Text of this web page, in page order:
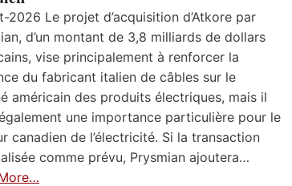
2026 Le projet d’acquisition d’Atkore par
d’un montant de 3,8 milliards de dollars
vise principalement à renforcer la
du fabricant italien de câbles sur le
américain des produits électriques, mais il
une importance particulière pour le
canadien de l’électricité. Si la transaction
comme prévu, Prysmian ajoutera…